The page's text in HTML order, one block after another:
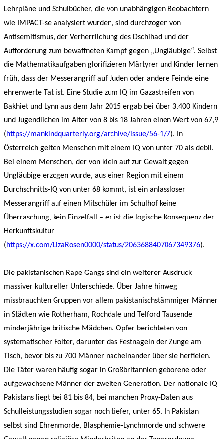
Lehrpläne und Schulbücher, die von unabhängigen Beobachtern
wie IMPACT-se analysiert wurden, sind durchzogen von
Antisemitismus, der Verherrlichung des Dschihad und der
Aufforderung zum bewaffneten Kampf gegen „Ungläubige“. Selbst
die Mathematikaufgaben glorifizieren Märtyrer und Kinder lernen
früh, dass der Messerangriff auf Juden oder andere Feinde eine
ehrenwerte Tat ist. Eine Studie zum IQ im Gazastreifen von
Bakhiet und Lynn aus dem Jahr 2015 ergab bei über 3.400 Kindern
und Jugendlichen im Alter von 8 bis 18 Jahren einen Wert von 67,9
(https://mankindquarterly.org/archive/issue/56-1/7). In
Österreich gelten Menschen mit einem IQ von unter 70 als debil.
Bei einem Menschen, der von klein auf zur Gewalt gegen
Ungläubige erzogen wurde, aus einer Region mit einem
Durchschnitts-IQ von unter 68 kommt, ist ein anlassloser
Messerangriff auf einen Mitschüler im Schulhof keine
Überraschung, kein Einzelfall – er ist die logische Konsequenz der
Herkunftskultur
(https://x.com/LizaRosen0000/status/2063688407067349376).
Die pakistanischen Rape Gangs sind ein weiterer Ausdruck
massiver kultureller Unterschiede. Über Jahre hinweg
missbrauchten Gruppen vor allem pakistanischstämmiger Männer
in Städten wie Rotherham, Rochdale und Telford Tausende
minderjährige britische Mädchen. Opfer berichteten von
systematischer Folter, darunter das Festnageln der Zunge am
Tisch, bevor bis zu 700 Männer nacheinander über sie herfielen.
Die Täter waren häufig sogar in Großbritannien geborene oder
aufgewachsene Männer der zweiten Generation. Der nationale IQ
Pakistans liegt bei 81 bis 84, bei manchen Proxy-Daten aus
Schulleistungsstudien sogar noch tiefer, unter 65. In Pakistan
selbst sind Ehrenmorde, Blasphemie-Lynchmorde und schwere